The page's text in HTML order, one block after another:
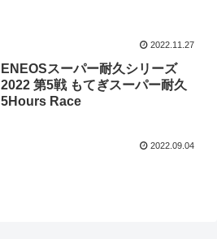
2022.11.27
ENEOSスーパー耐久シリーズ
2022 第5戦 もてぎスーパー耐久
5Hours Race
2022.09.04